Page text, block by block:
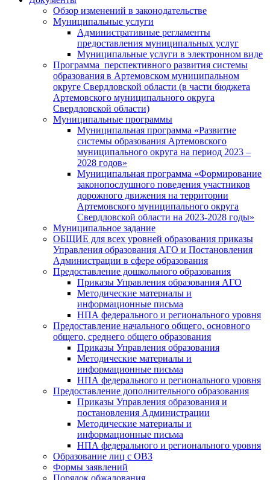
Обзор изменений в законодательстве
Муниципальные услуги
Административные регламенты
предоставления муниципальных услуг
Муниципальные услуги в электронном виде
Программа перспективного развития системы
образования в Артемовском муниципальном
округе Свердловской области (в части бюджета
Артемовского муниципального округа
Свердловской области)
Муниципальные программы
Муниципальная программа «Развитие
системы образования Артемовского
муниципального округа на период 2023 –
2028 годов»
Муниципальная программа «Формирование
законопослушного поведения участников
дорожного движения на территории
Артемовского муниципального округа
Свердловской области на 2023-2028 годы»
Муниципальное задание
ОБЩИЕ для всех уровней образования приказы
Управления образования АГО и Постановления
Администрации в сфере образования
Предоставление дошкольного образования
Приказы Управления образования АГО
Методические материалы и
информационные письма
НПА федерального и регионального уровня
Предоставление начального общего, основного
общего, среднего общего образования
Приказы Управления образования
Методические материалы и
информационные письма
НПА федерального и регионального уровня
Предоставление дополнительного образования
Приказы Управления образования и
постановления Администрации
Методические материалы и
информационные письма
НПА федерального и регионального уровня
Образование лиц с ОВЗ
Формы заявлений